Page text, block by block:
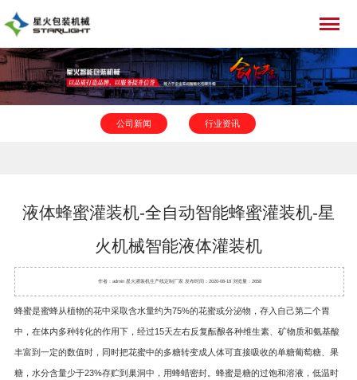
公司新闻 行业资讯
液体蜂蜜灌装机-全自动智能蜂蜜灌装机-星
火机械智能液体灌装机
作者：admin 星火灌装机生产线定制厂家 发布时间：2020-08-18 浏览量：2658
蜂蜜是蜜蜂从植物的花中采取含水量约为75%的花蜜或分泌物，存入自己第二个胃
中，在体内多种转化的作用下，经过15天左右反复酝酿各种维生素、矿物质和氨基酸
丰富到一定的数值时，同时把花蜜中的多糖转变成人体可直接吸收的单糖葡萄糖、果
糖，水分含量少于23%存贮到巢洞中，用蜂蜡密封。蜂蜜是糖的过饱和溶液，低温时